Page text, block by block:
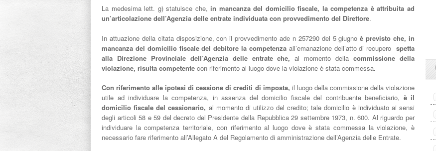
La medesima lett. g) statuisce che, in mancanza del domicilio fiscale, la competenza è attribuita ad
un’articolazione dell’Agenzia delle entrate individuata con provvedimento del Direttore.
In attuazione della citata disposizione, con il provvedimento ade n 257290 del 5 giugnoè previsto che, in
mancanza del domicilio fiscaledel debitore la competenza all’emanazione dell’atto di recuperospetta
alla Direzione Provinciale dell’Agenzia delle entrate che,al momento dellacommissione della
violazione, risulta competente con riferimento al luogo dove la violazione è stata commessa.
Con riferimento alle ipotesi di cessione di crediti di imposta, il luogo della commissione della violazione
utile ad individuare la competenza, in assenza del domicilio fiscale del contribuente beneficiario, è il
domicilio fiscale del cessionario, al momento di utilizzo del credito; tale domicilio è individuato ai sensi
degli articoli 58 e 59 del decreto del Presidente della Repubblica 29 settembre 1973, n. 600. Al riguardo per
individuare la competenza territoriale, con riferimento al luogo dove è stata commessa la violazione, è
necessario fare riferimento all’Allegato A del Regolamento di amministrazione dell’Agenzia delle Entrate.